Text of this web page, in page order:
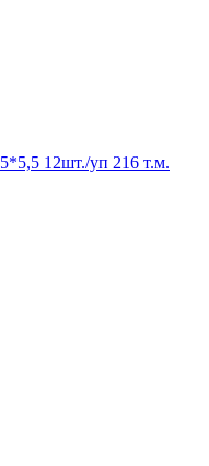
12шт./уп 216 т.м.